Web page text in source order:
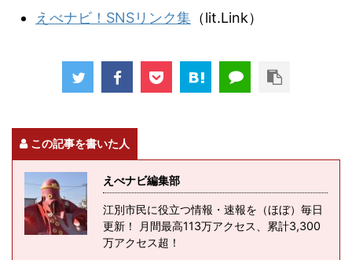
えべナビ！SNSリンク集 （lit.Link）
この記事を書いた人
えべナビ編集部
江別市民に役立つ情報・速報を（ほぼ）毎日
更新！ 月間最高113万アクセス、累計3,300
万アクセス超！